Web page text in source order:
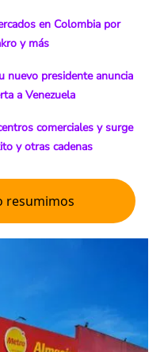
en Colombia por
y más
nuevo presidente anuncia
a Venezuela
comerciales y surge
y otras cadenas
resumimos